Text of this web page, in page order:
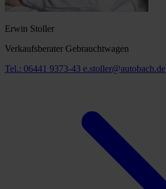
Erwin Stoller
Verkaufsberater Gebrauchtwagen
Tel.: 06441 9373-43 e.stoller@autobach.de